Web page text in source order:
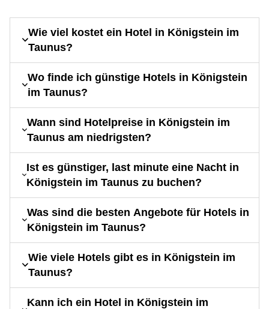
Wie viel kostet ein Hotel in Königstein im
Taunus?
Wo finde ich günstige Hotels in Königstein
im Taunus?
Wann sind Hotelpreise in Königstein im
Taunus am niedrigsten?
Ist es günstiger, last minute eine Nacht in
Königstein im Taunus zu buchen?
Was sind die besten Angebote für Hotels in
Königstein im Taunus?
Wie viele Hotels gibt es in Königstein im
Taunus?
Kann ich ein Hotel in Königstein im